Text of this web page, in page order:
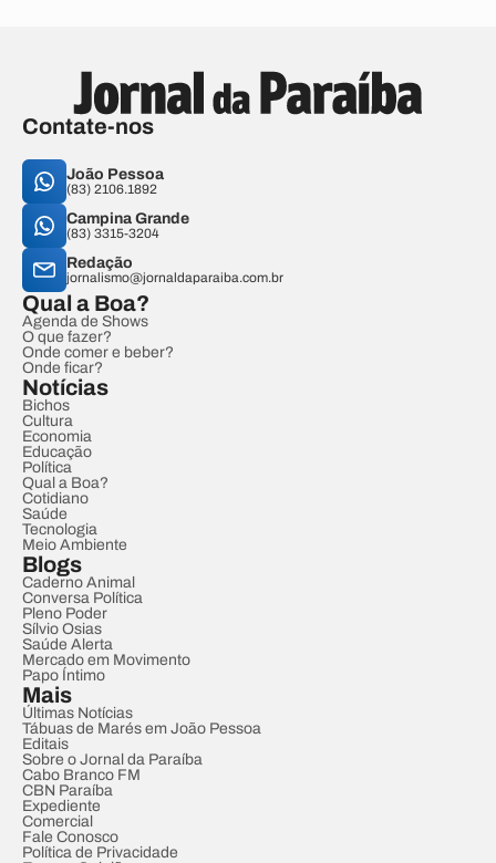
Contate-nos
João Pessoa
(83) 2106.1892
Campina Grande
(83) 3315-3204
Redação
jornalismo@jornaldaparaiba.com.br
Qual a Boa?
Agenda de Shows
O que fazer?
Onde comer e beber?
Onde ficar?
Notícias
Bichos
Cultura
Economia
Educação
Política
Qual a Boa?
Cotidiano
Saúde
Tecnologia
Meio Ambiente
Blogs
Caderno Animal
Conversa Política
Pleno Poder
Sílvio Osias
Saúde Alerta
Mercado em Movimento
Papo Íntimo
Mais
Últimas Notícias
Tábuas de Marés em João Pessoa
Editais
Sobre o Jornal da Paraíba
Cabo Branco FM
CBN Paraíba
Expediente
Comercial
Fale Conosco
Política de Privacidade